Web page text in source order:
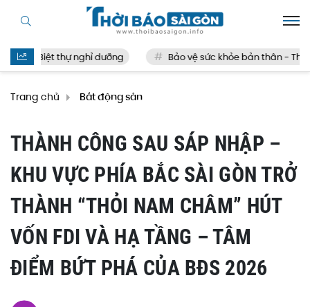
Biệt thự nghỉ dưỡng Bảo vệ sức khỏe bản thân - Thế
Trang chủ Bất động sản
THÀNH CÔNG SAU SÁP NHẬP –
KHU VỰC PHÍA BẮC SÀI GÒN TRỞ
THÀNH “THỎI NAM CHÂM” HÚT
VỐN FDI VÀ HẠ TẦNG – TÂM
ĐIỂM BỨT PHÁ CỦA BĐS 2026